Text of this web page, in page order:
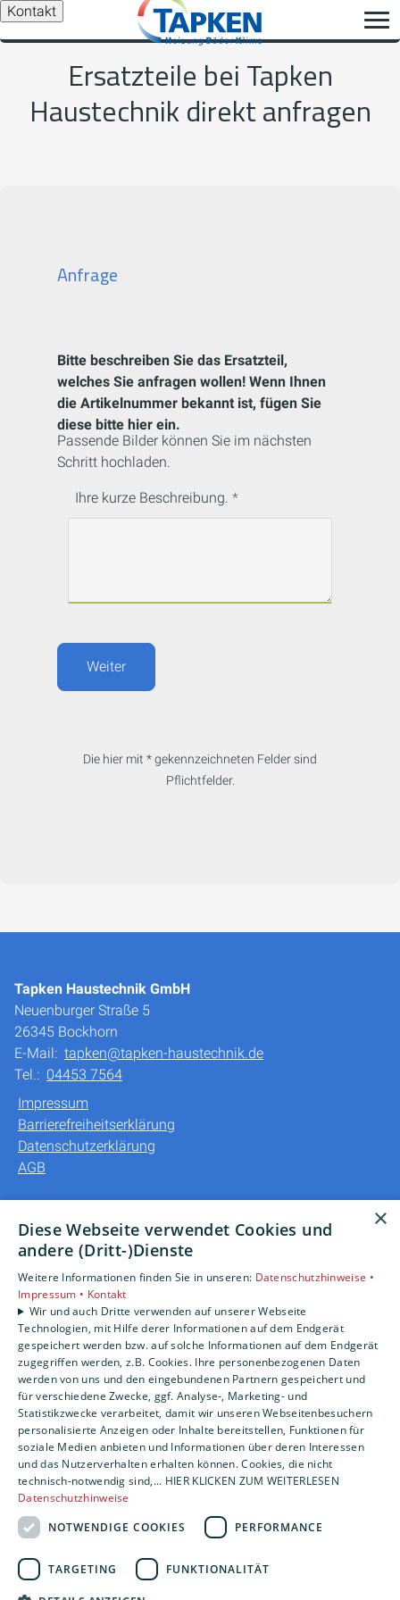
Kontakt
Ersatzteile bei Tapken
Haustechnik direkt anfragen
Anfrage
Bitte beschreiben Sie das Ersatzteil,
welches Sie anfragen wollen! Wenn Ihnen
die Artikelnummer bekannt ist, fügen Sie
diese bitte hier ein.
Passende Bilder können Sie im nächsten
Schritt hochladen.
Ihre kurze Beschreibung.
Weiter
Die hier mit * gekennzeichneten Felder sind
Pflichtfelder.
Tapken Haustechnik GmbH
Neuenburger Straße 5
26345 Bockhorn
E-Mail: tapken@tapken-haustechnik.de
Tel.: 04453 7564
Impressum
Barrierefreiheitserklärung
Datenschutzerklärung
AGB
Privatkunden
Gewerbekunden
Karriere
Unternehmen
Kontakt
×
Diese Webseite verwendet Cookies und
andere (Dritt-)Dienste
Weitere Informationen finden Sie in unseren: Datenschutzhinweise •
Impressum • Kontakt
Wir und auch Dritte verwenden auf unserer Webseite
Technologien, mit Hilfe derer Informationen auf dem Endgerät
gespeichert werden bzw. auf solche Informationen auf dem Endgerät
zugegriffen werden, z.B. Cookies. Ihre personenbezogenen Daten
werden von uns und den eingebundenen Partnern gespeichert und
für verschiedene Zwecke, ggf. Analyse-, Marketing- und
Statistikzwecke verarbeitet, damit wir unseren Webseitenbesuchern
personalisierte Anzeigen oder Inhalte bereitstellen, Funktionen für
soziale Medien anbieten und Informationen über deren Interessen
und das Nutzerverhalten erhalten können. Cookies, die nicht
technisch-notwendig sind,... HIER KLICKEN ZUM WEITERLESEN
Datenschutzhinweise
NOTWENDIGE COOKIES
PERFORMANCE
TARGETING FUNKTIONALITÄT